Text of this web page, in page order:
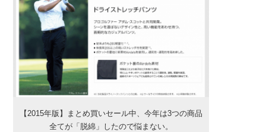
【2015年版】まとめ買いセール中、今年は3つの商品
全てが「脱綿」したので悩まない。